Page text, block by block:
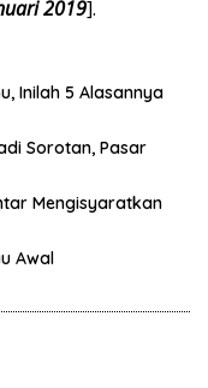
2019].
Inilah 5 Alasannya
Sorotan, Pasar
Mengisyaratkan
Awal